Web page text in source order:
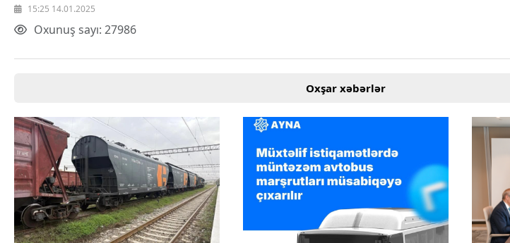
15:25 14.01.2025
Oxunuş sayı: 27986
Oxşar xəbərlər